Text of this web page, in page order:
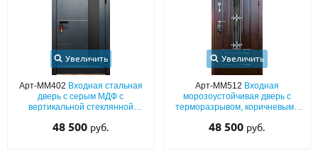
Увеличить
Арт-ММ402 Входная стальная
дверь с серым МДФ с
вертикальной стеклянной
48 500 руб.
Увеличить
Арт-ММ512 Входная
морозоустойчивая дверь с
терморазрывом, коричневыми
ковкой
48 500 руб.